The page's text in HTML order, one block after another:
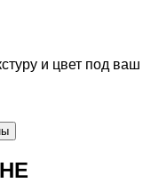
и цвет под ваш